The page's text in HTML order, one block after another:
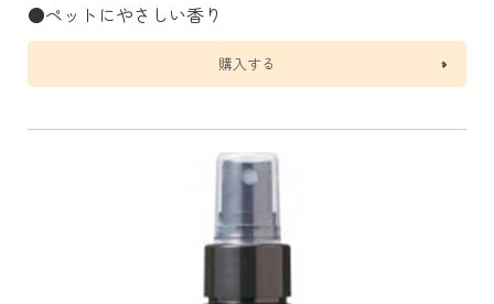
●ペットにやさしい香り
購入する